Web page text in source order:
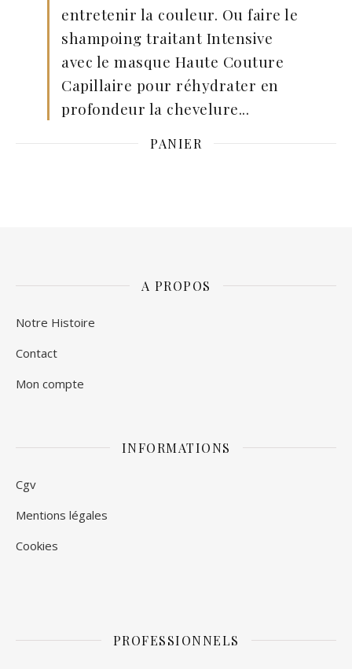
entretenir la couleur. Ou faire le
shampoing traitant Intensive
avec le masque Haute Couture
Capillaire pour réhydrater en
profondeur la chevelure...
PANIER
A PROPOS
Notre Histoire
Contact
Mon compte
INFORMATIONS
Cgv
Mentions légales
Cookies
PROFESSIONNELS